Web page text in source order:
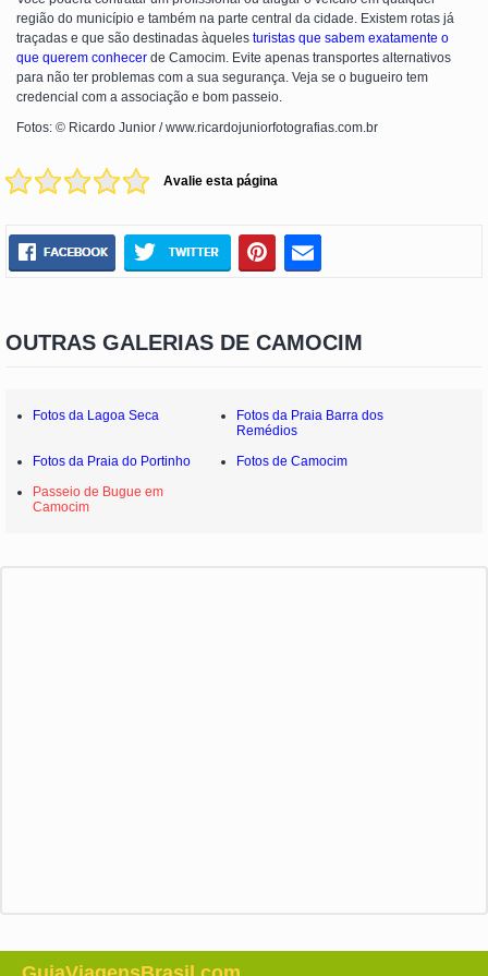
região do município e também na parte central da cidade. Existem rotas já
traçadas e que são destinadas àqueles turistas que sabem exatamente o
que querem conhecer de Camocim. Evite apenas transportes alternativos
para não ter problemas com a sua segurança. Veja se o bugueiro tem
credencial com a associação e bom passeio.
Fotos: © Ricardo Junior / www.ricardojuniorfotografias.com.br
Avalie esta página
OUTRAS GALERIAS DE CAMOCIM
Fotos da Lagoa Seca
Fotos da Praia Barra dos
Remédios
Fotos da Praia do Portinho
Fotos de Camocim
Passeio de Bugue em
Camocim